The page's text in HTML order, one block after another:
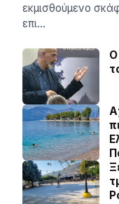
εκμισθούμενο
επι…